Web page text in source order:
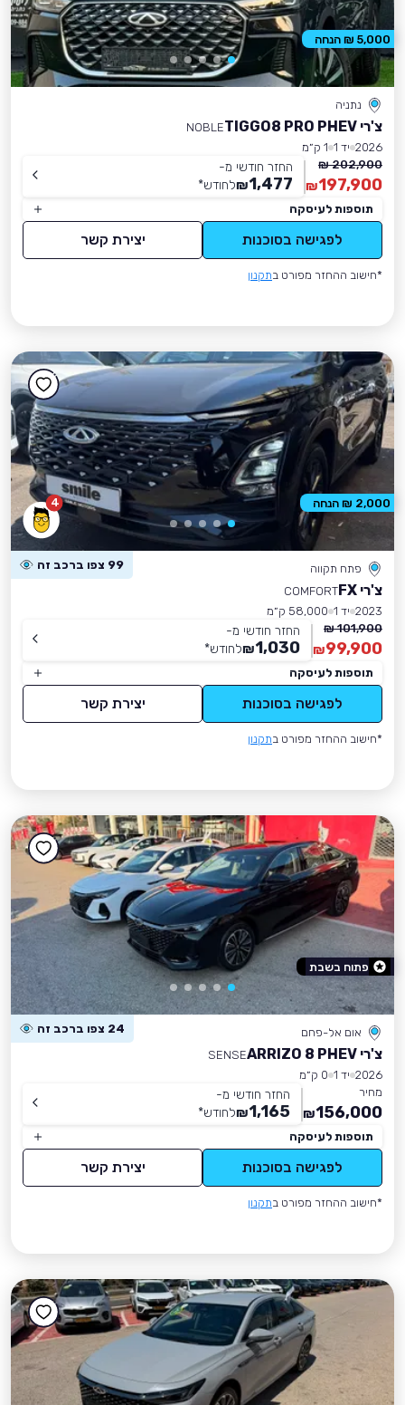
נתניה
צ'רי TIGGO8 PRO PHEV
NOBLE
2026 יד 1
1 ק״מ
202,900 ₪
197,900
₪
החזר חודשי מ-
1,477
₪לחודש*
תוספות לעיסקה
לפגישה בסוכנות יצירת קשר
*חישוב ההחזר מפורט בתקנון
5,000 ₪ הנחה
4
פתח תקווה 99 צפו ברכב זה
צ'רי FX
COMFORT
2023 יד 1
58,000 ק״מ
101,900 ₪
99,900
₪
החזר חודשי מ-
1,030
₪לחודש*
תוספות לעיסקה
לפגישה בסוכנות יצירת קשר
*חישוב ההחזר מפורט בתקנון
2,000 ₪ הנחה
אום אל-פחם 24 צפו ברכב זה
צ'רי ARRIZO 8 PHEV
SENSE
2026 יד 1
0 ק״מ
מחיר
156,000
₪
החזר חודשי מ-
1,165
₪לחודש*
תוספות לעיסקה
לפגישה בסוכנות יצירת קשר
*חישוב ההחזר מפורט בתקנון
פתוח בשבת